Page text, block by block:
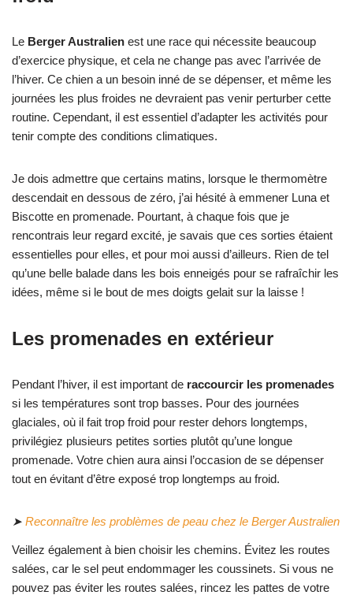
Le Berger Australien est une race qui nécessite beaucoup
d’exercice physique, et cela ne change pas avec l’arrivée de
l’hiver. Ce chien a un besoin inné de se dépenser, et même les
journées les plus froides ne devraient pas venir perturber cette
routine. Cependant, il est essentiel d’adapter les activités pour
tenir compte des conditions climatiques.
Je dois admettre que certains matins, lorsque le thermomètre
descendait en dessous de zéro, j’ai hésité à emmener Luna et
Biscotte en promenade. Pourtant, à chaque fois que je
rencontrais leur regard excité, je savais que ces sorties étaient
essentielles pour elles, et pour moi aussi d’ailleurs. Rien de tel
qu’une belle balade dans les bois enneigés pour se rafraîchir les
idées, même si le bout de mes doigts gelait sur la laisse !
Les promenades en extérieur
Pendant l’hiver, il est important de raccourcir les promenades
si les températures sont trop basses. Pour des journées
glaciales, où il fait trop froid pour rester dehors longtemps,
privilégiez plusieurs petites sorties plutôt qu’une longue
promenade. Votre chien aura ainsi l’occasion de se dépenser
tout en évitant d’être exposé trop longtemps au froid.
➤ Reconnaître les problèmes de peau chez le Berger Australien
Veillez également à bien choisir les chemins. Évitez les routes
salées, car le sel peut endommager les coussinets. Si vous ne
pouvez pas éviter les routes salées, rincez les pattes de votre